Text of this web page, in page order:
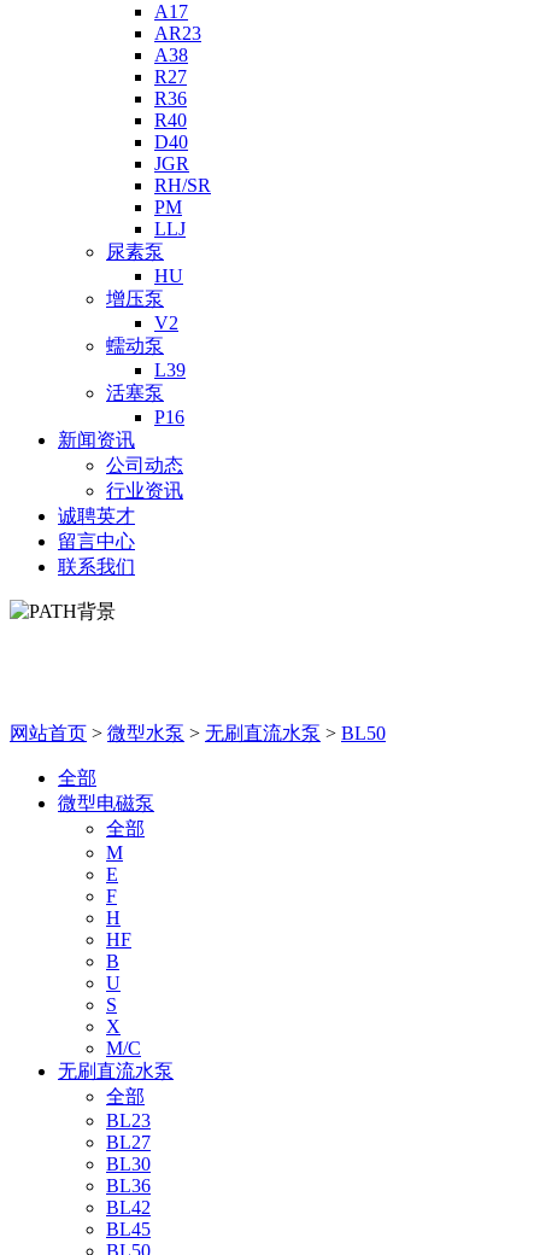
A17
AR23
A38
R27
R36
R40
D40
JGR
RH/SR
PM
LLJ
尿素泵
HU
增压泵
V2
蠕动泵
L39
活塞泵
P16
新闻资讯
公司动态
行业资讯
诚聘英才
留言中心
联系我们
网站首页 > 微型水泵 > 无刷直流水泵 > BL50
全部
微型电磁泵
全部
M
E
F
H
HF
B
U
S
X
M/C
无刷直流水泵
全部
BL23
BL27
BL30
BL36
BL42
BL45
BL50